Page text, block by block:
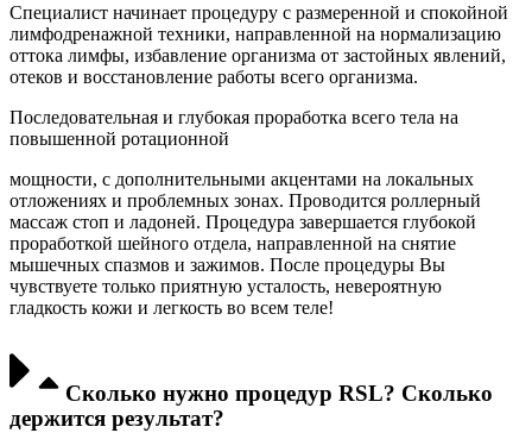
Специалист начинает процедуру с размеренной и спокойной
лимфодренажной техники, направленной на нормализацию
оттока лимфы, избавление организма от застойных явлений,
отеков и восстановление работы всего организма.
Последовательная и глубокая проработка всего тела на
повышенной ротационной
мощности, с дополнительными акцентами на локальных
отложениях и проблемных зонах. Проводится роллерный
массаж стоп и ладоней. Процедура завершается глубокой
проработкой шейного отдела, направленной на снятие
мышечных спазмов и зажимов. После процедуры Вы
чувствуете только приятную усталость, невероятную
гладкость кожи и легкость во всем теле!
Сколько нужно процедур RSL? Сколько
держится результат?